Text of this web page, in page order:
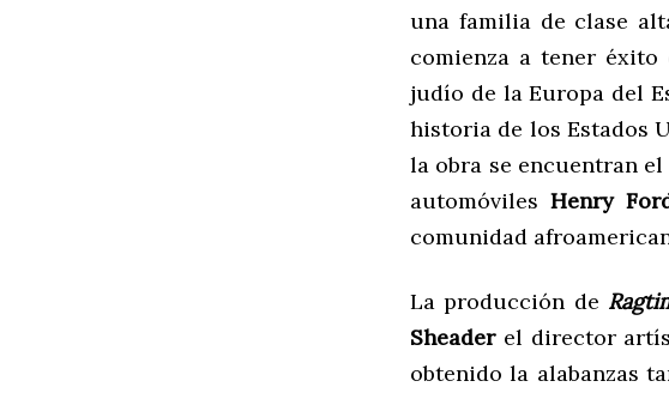
una familia de clase
comienza a tener
judío de la Europa del
historia de los Estados
la obra se encuentran el
automóviles Henry
comunidad
La producción de
Sheaderel director
obtenido la alabanzas